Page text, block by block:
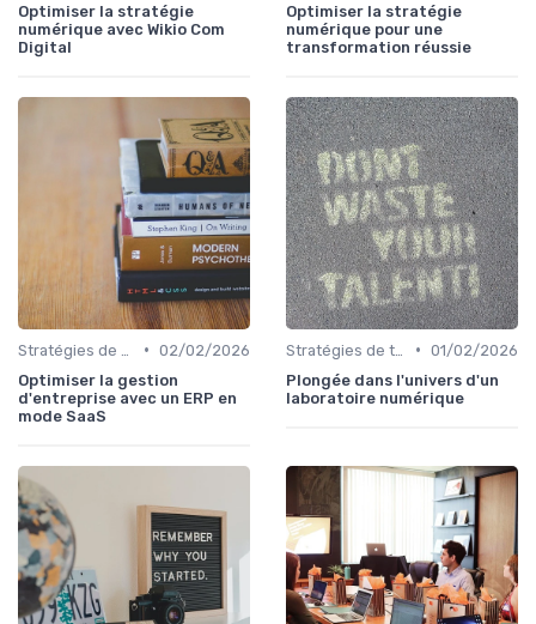
Optimiser la stratégie
numérique avec Wikio Com
Digital
Optimiser la stratégie
numérique pour une
transformation réussie
• 02/02/2026
Optimiser la gestion
d'entreprise avec un ERP en
mode SaaS
• 01/02/2026
Plongée dans l'univers d'un
laboratoire numérique